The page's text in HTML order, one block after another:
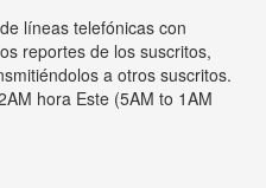
líneas telefónicas con
reportes de los suscritos,
a otros suscritos.
hora Este (5AM to 1AM